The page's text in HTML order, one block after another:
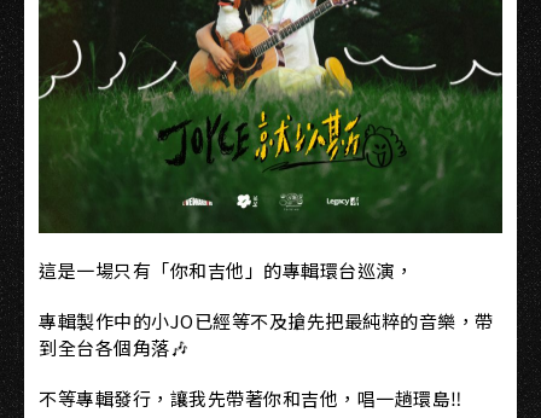
這是一場只有「你和吉他」的專輯環台巡演，
專輯製作中的小JO已經等不及搶先把最純粹的音樂，帶
到全台各個角落🎶
不等專輯發行，讓我先帶著你和吉他，唱一趟環島‼️